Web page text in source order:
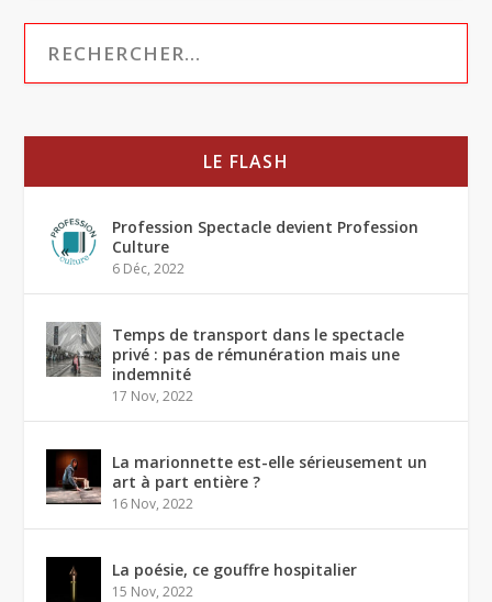
LE FLASH
Profession Spectacle devient Profession
Culture
6 Déc, 2022
Temps de transport dans le spectacle
privé : pas de rémunération mais une
indemnité
17 Nov, 2022
La marionnette est-elle sérieusement un
art à part entière ?
16 Nov, 2022
La poésie, ce gouffre hospitalier
15 Nov, 2022